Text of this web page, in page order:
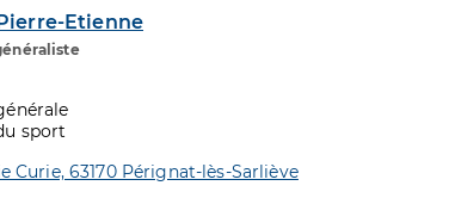
Etienne
de santé
sport
Curie, 63170 Pérignat-lès-Sarliève